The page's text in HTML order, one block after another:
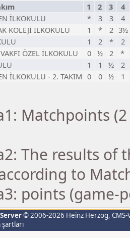
1 2 3
4
İLKOKULU * 3 3
4
KOLEJİ İLKOKULU 1 * 2 3½
1 2 *
2
ÖZEL İLKOKULU 0 ½ 2
*
1 1 ½
2
İLKOKULU - 2. TAKIM 0 0 ½ 1
Matchpoints
The results of
to
points (game-
© 2006-2026 Heinz Herzog,